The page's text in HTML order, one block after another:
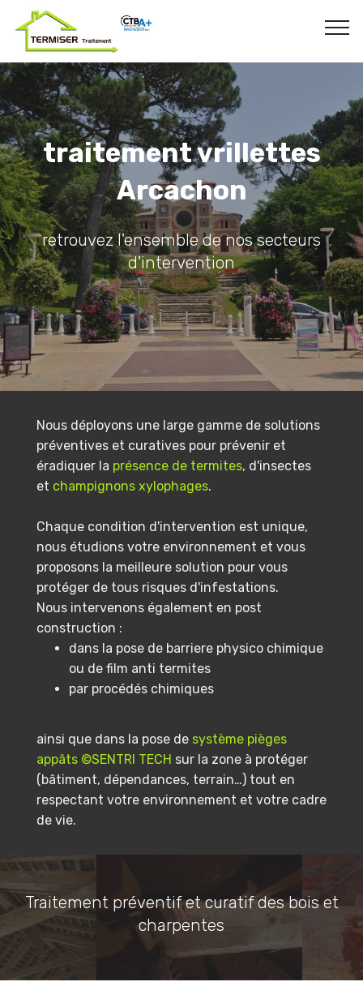
traitement vrillettes
Arcachon
retrouvez l'ensemble de nos secteurs
d'intervention
Nous déployons une large gamme de solutions
préventives et curatives pour prévenir et
éradiquer la présence de termites, d'insectes
et champignons xylophages.
Chaque condition d'intervention est unique,
nous étudions votre environnement et vous
proposons la meilleure solution pour vous
protéger de tous risques d'infestations.
Nous intervenons également en post
construction :
dans la pose de barriere physico chimique
ou de film anti termites
par procédés chimiques
ainsi que dans la pose de système pièges
appâts ©SENTRI TECH sur la zone à protéger
(bâtiment, dépendances, terrain…) tout en
respectant votre environnement et votre cadre
de vie.
Traitement préventif et curatif des bois et
charpentes